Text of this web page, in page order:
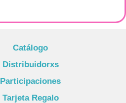
Catálogo
Distribuidorxs
Participaciones
Tarjeta Regalo